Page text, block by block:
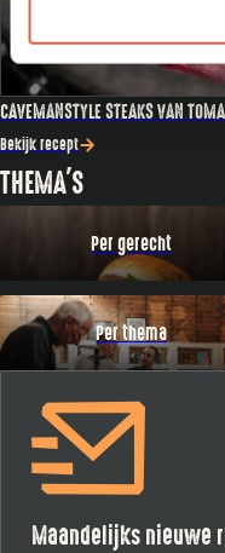
CAVEMANSTYLE STEAKS VAN
Bekijk recept
THEMA'S
Per gerecht
Per thema
Maandelijks nieuwe